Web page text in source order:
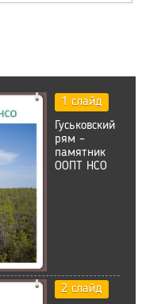
1 слайд
Гуськовский
рям –
памятник
ООПТ НСО
2 слайд